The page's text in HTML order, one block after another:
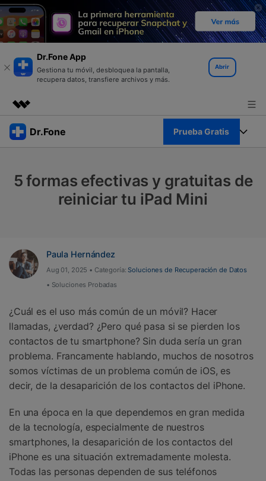
Dr.Fone App
Gestiona tu móvil, desbloquea la pantalla,
recupera datos, transfiere archivos y más.
Abrir
Productos destacados
Resumen
Quiénes somos
Tienda
Dr.Fone Prueba Gratis
Ver Kit Completo >
Para Celular
Herramientas Online
Más
Descubre lo mejor de Dr.Fone
Soporte
Blog
Gestor de Datos
Reparación de Móviles
Protección del Móvil
Iniciar sesión
5 formas efectivas y gratuitas de
reiniciar tu iPad Mini
Paula Hernández
Aug 01, 2025 • Categoría:Soluciones de Recuperación de Datos
• Soluciones Probadas
¿Cuál es el uso más común de un móvil? Hacer
llamadas, ¿verdad? ¿Pero qué pasa si se pierden los
contactos de tu smartphone? Sin duda sería un gran
problema. Francamente hablando, muchos de nosotros
somos víctimas de un problema común de iOS, es
decir, de la desaparición de los contactos del iPhone.
En una época en la que dependemos en gran medida
de la tecnología, especialmente de nuestros
smartphones, la desaparición de los contactos del
iPhone es una situación extremadamente molesta.
Todas las personas dependen de sus teléfonos